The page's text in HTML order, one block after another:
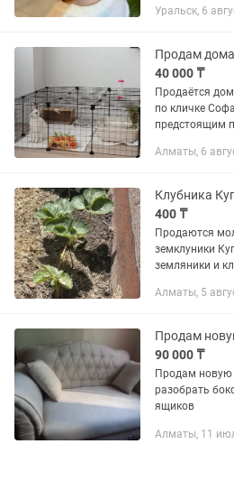
мелирование,
вас...
Уральск, 6
Продам
40 000 ₸
Продаётся
по кличке Софа. Отдаём в
предстоящим
сделаны. Цена — 40 000 тг, возможен
Алматы, 6
Клубника
400 ₸
Продаются
земклуники
земляники и
Алматы, 5
90 000 ₸
Продам новую
разобрать
ящиков
Алматы, 11